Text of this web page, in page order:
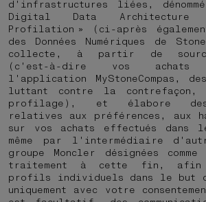
d'infrastructures liées,
Digital Data Architecture
Profilation » (ci-après
des Données Numériques de
collecte, à partir de
(c'est-à-dire vos achats
l'application MyStoneCompas,
luttant contre la contrefaçon,
profilage), et élabore des
relatives aux préférences, aux
sur vos achats effectués dans
même par l'intermédiaire
groupe Moncler désignées
traitement à cette fin,
profils individuels dans le but
uniquement avec votre